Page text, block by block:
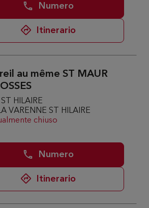
Numero
Itinerario
au même ST MAUR
HILAIRE
VARENNE ST HILAIRE
chiuso
Numero
Itinerario